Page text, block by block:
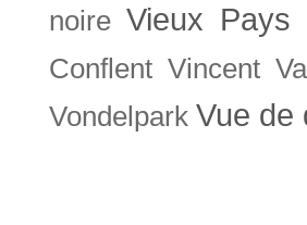
noire Vieux Pays
Conflent Vincent
Vondelpark Vue de